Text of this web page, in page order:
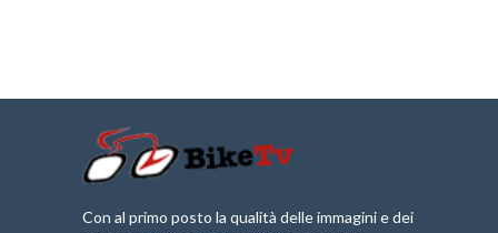
Con al primo posto la qualità delle immagini e dei